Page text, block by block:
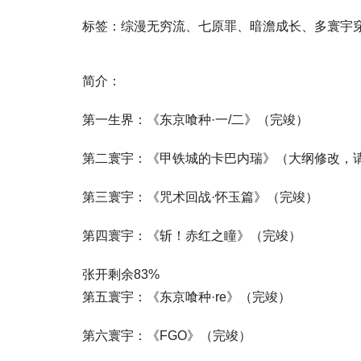
标签：综漫无穷流、七原罪、暗澹成长、多寰宇
简介：
第一生界：《东京喰种·一/二》（完竣）
第二寰宇：《甲铁城的卡巴内瑞》（大纲修改，
第三寰宇：《咒术回战·怀玉篇》（完竣）
第四寰宇：《斩！赤红之瞳》（完竣）
张开剩余83%
第五寰宇：《东京喰种·re》（完竣）
第六寰宇：《FGO》（完竣）